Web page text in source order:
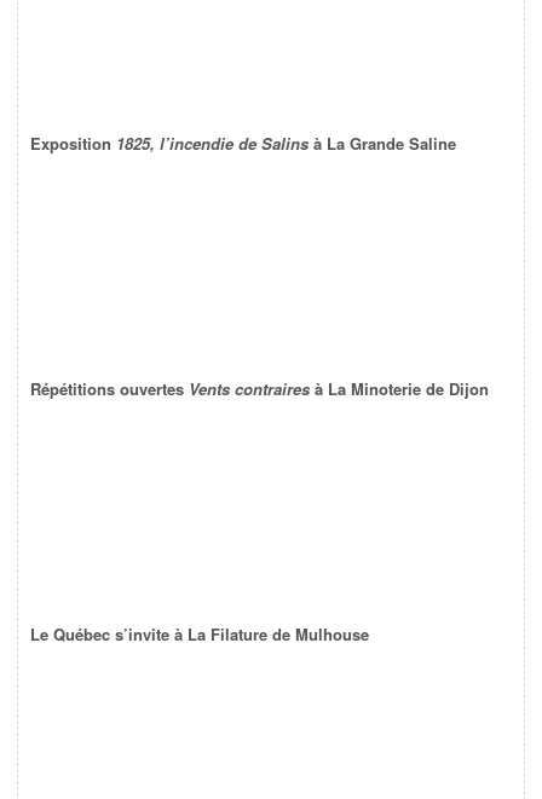
Exposition 1825, l’incendie de Salins à La Grande Saline
Répétitions ouvertes Vents contraires à La Minoterie de Dijon
Le Québec s’invite à La Filature de Mulhouse